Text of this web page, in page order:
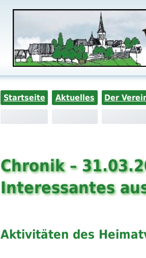
Startseite Aktuelles Der
Chronik –
Interessantes
Aktivitäten des